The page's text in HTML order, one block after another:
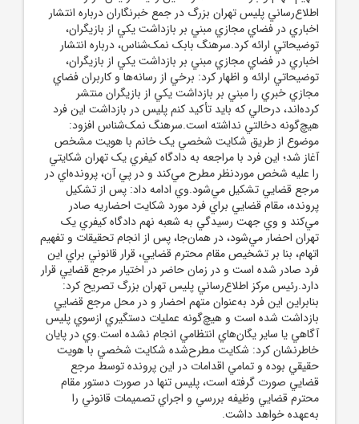
اطلاع‌رساني پليس تهران بزرگ در جمع خبرنگاران درباره انتشار
اخباري در فضاي مجازي مبني بر بازداشت يکي از بازيگران،
توضيحاتي ارائه کرد.سرهنگ بابک نمک‌شناس، درباره انتشار
اخباري در فضاي مجازي مبني بر بازداشت يکي از بازيگران،
توضيحاتي ارائه و اظهار کرد: برخي از رسانه‌ها و کاربران فضاي
مجازي خبري را مبني بر بازداشت يکي از بازيگران منتشر
کرده‌اند، درحالي که بايد تأکيد کنم پليس در بازداشت اين فرد
هيچ‌گونه دخالتي نداشته است.سرهنگ نمک‌شناس افزود:
موضوع از طريق شکايت شخصي يک خانم با هويت مشخص
آغاز شد؛ اين فرد با مراجعه به دادگاه کيفري يک تهران شکايتي
را عليه شخص موردنظر مطرح مي‌کند و در پي آن، پرونده‌اي در
مرجع قضايي تشکيل مي‌شود.وي ادامه داد: پس از تشکيل
پرونده، مقام قضايي براي فرد مورد شکايت احضاريه صادر
مي‌کند و وي جهت رسيدگي به شعبه نهم دادگاه کيفري يک
تهران احضار مي‌شود، در همان‌جا، پس از انجام تحقيقات و تفهيم
اتهام، بنا بر تشخيص مقام محترم قضايي، قرار قانوني براي اين
فرد صادر شده است و در زمان حاضر در اختيار مرجع قضايي قرار
دارد.رئيس مرکز اطلاع‌رساني پليس تهران بزرگ تصريح کرد:
بنابراين اين فرد به‌عنوان متهم احضار و در محل مرجع قضايي
بازداشت شده است و هيچ‌گونه عمليات دستگيري ازسوي پليس
آگاهي يا ساير يگان‌هاي انتظامي انجام نشده است.وي در پايان
خاطرنشان کرد: شکايت مطرح‌شده شکايت شخصي با هويت
حقيقي بوده و تمامي اقدامات در اين پرونده توسط مرجع
قضايي صورت گرفته است، پليس تنها در صورت دستور مقام
محترم قضايي وظيفه بررسي و اجراي تصميمات قانوني را
به‌عهده خواهد داشت.